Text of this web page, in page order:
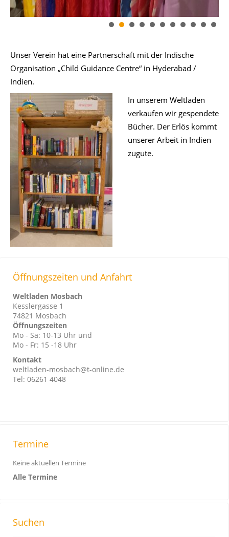
Unser Verein hat eine Partnerschaft mit der Indische
Organisation „Child Guidance Centre“ in Hyderabad /
Indien.
In unserem Weltladen
verkaufen wir gespendete
Bücher. Der Erlös kommt
unserer Arbeit in Indien
zugute.
Öffnungszeiten und Anfahrt
Weltladen Mosbach
Kesslergasse 1
74821 Mosbach
Öffnungszeiten
Mo - Sa: 10-13 Uhr und
Mo - Fr: 15 -18 Uhr
Kontakt
weltladen-mosbach@t-online.de
Tel: 06261 4048
Termine
Keine aktuellen Termine
Alle Termine
Suchen